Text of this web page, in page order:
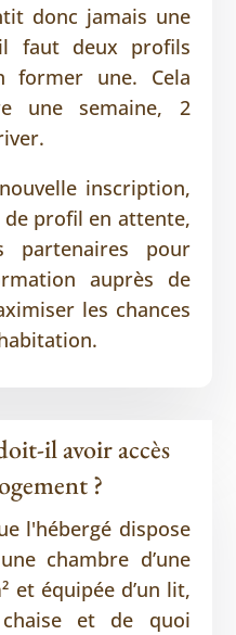
donc jamais une
faut deux profils
former une. Cela
une semaine, 2
inscription,
de profil en attente,
partenaires pour
auprès de
les chances
il avoir accès
?
l'hébergé dispose
chambre d’une
et équipée d’un lit,
chaise et de quoi